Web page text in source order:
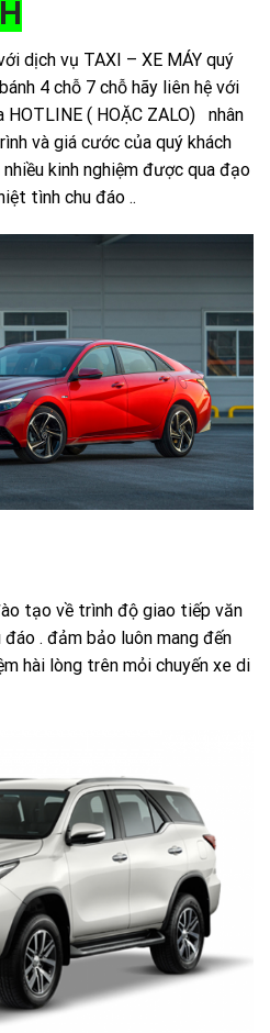
dịch vụ TAXI – XE MÁY quý
4 chỗ 7 chỗ hãy liên hệ với
( HOẶC ZALO) nhân
và giá cước của quý khách
kinh nghiệm được qua đạo
tình chu đáo ..
tạo về trình độ giao tiếp văn
. đảm bảo luôn mang đến
hài lòng trên mỏi chuyến xe di